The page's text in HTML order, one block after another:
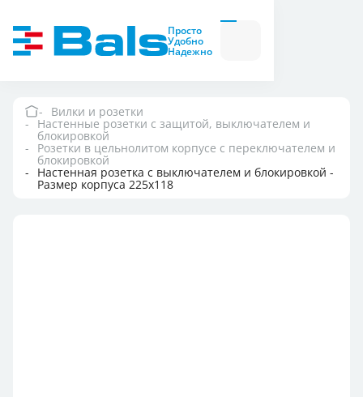
Просто
Удобно
Надежно
Вилки
и
розетки
модули
Вилки и розетки
Компания
Документация
Вилки и розетки
Настенные розетки с защитой, выключателем и
блокировкой
Розетки в цельнолитом корпусе с переключателем и
блокировкой
Настенная розетка с выключателем и блокировкой -
Размер корпуса 225x118